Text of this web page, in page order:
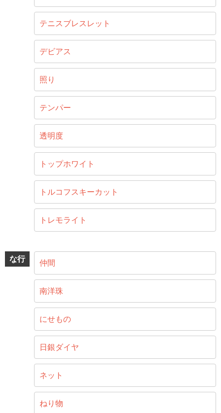
テニスブレスレット
デビアス
照り
テンパー
透明度
トップホワイト
トルコフスキーカット
トレモライト
な行 仲間
南洋珠
にせもの
日銀ダイヤ
ネット
ねり物